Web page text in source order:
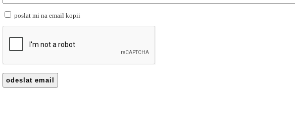
poslat mi na email kopii